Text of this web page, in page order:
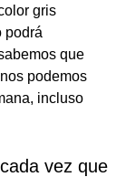
gris
podrá
que
podemos
incluso
vez que